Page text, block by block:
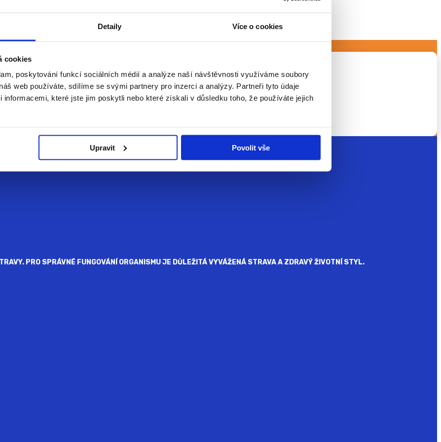
Detaily Více o cookies
cookies
poskytování funkcí sociálních médií a analýze naší návštěvnosti využíváme soubory
web používáte, sdílíme se svými partnery pro inzerci a analýzy. Partneři tyto údaje
informacemi, které jste jim poskytli nebo které získali v důsledku toho, že používáte jejich
Upravit Povolit vše
a kdy?
výtvarných pomůcek. Tvoření představuje jednu z nejdůležitějších dětských aktivit a...
PRO SPRÁVNÉ FUNGOVÁNÍ ORGANISMU JE DŮLEŽITÁ VYVÁŽENÁ STRAVA A ZDRAVÝ ŽIVOTNÍ STYL.